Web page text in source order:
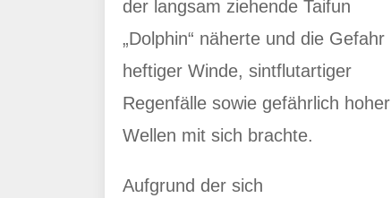
der langsam ziehende Taifun
„Dolphin“ näherte und die Gefahr
heftiger Winde, sintflutartiger
Regenfälle sowie gefährlich hoher
Wellen mit sich brachte.
Aufgrund der sich